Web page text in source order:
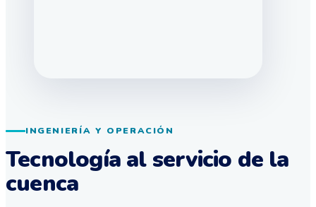
INGENIERÍA Y OPERACIÓN
Tecnología al servicio de la
cuenca